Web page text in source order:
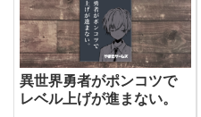
異世界勇者がポンコツで
レベル上げが進まない。